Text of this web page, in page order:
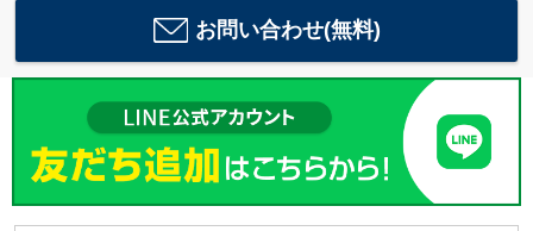
お問い合わせ(無料)